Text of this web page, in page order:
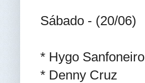
Sábado - (20/06)
* Hygo Sanfoneiro
* Denny Cruz